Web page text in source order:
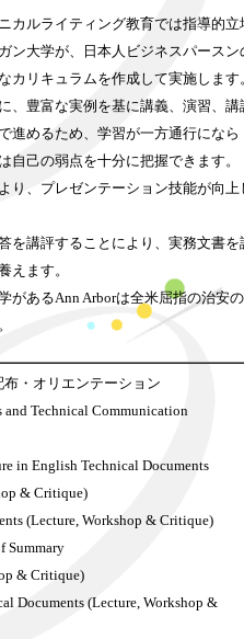
カルライティング教育では指導的立
ン大学が、日本人ビジネスパースン
カリキュラムを作成して実施します
、豊富な実例を基に講義、演習、講
進めるため、学習が一方通行になら
自己の弱点を十分に把握できます。
り、プレゼンテーション技能が向上
を講評することにより、実務文書を
えます。
があるAnn Arborは全米屈指の治安の
・オリエンテーション
and Technical Communication
in English Technical Documents
& Critique)
(Lecture, Workshop & Critique)
Summary
& Critique)
Documents (Lecture, Workshop &